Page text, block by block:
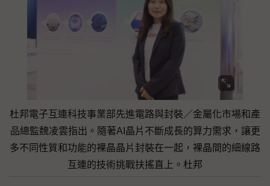
杜邦電子互連科技事業部先進電路與封裝／金屬化市場和產
品總監魏凌雲指出。隨著AI晶片不斷成長的算力需求，讓更
多不同性質和功能的裸晶晶片封裝在一起，裸晶間的細線路
互連的技術挑戰扶搖直上。杜邦